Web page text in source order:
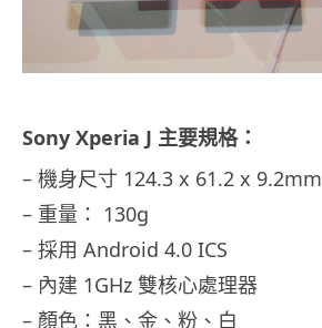
Sony Xperia J 主要規格：
– 機身尺寸 124.3 x 61.2 x 9.2mm
– 重量： 130g
– 採用 Android 4.0 ICS
– 內建 1GHz 雙核心處理器
– 顏色：黑、金、粉、白